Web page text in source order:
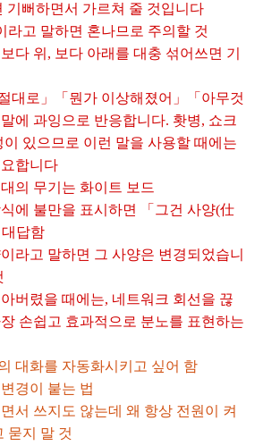
기뻐하면서 가르쳐 줄 것입니다
라고 말하면 혼나므로 주의할 것
다 위, 보다 아래를 대충 섞어쓰면 기
대로」「뭔가 이상해졌어」「아무것
에 과잉으로 반응합니다. 홧병, 쇼크
있으므로 이런 말을 사용할 때에는
합니다
의 무기는 화이트 보드
에 불만을 표시하면 「그건 사양(仕
답함
라고 말하면 그 사양은 변경되었습니
버렸을 때에는, 네트워크 회선을 끊
손쉽고 효과적으로 분노를 표현하는
대화를 자동화시키고 싶어 함
경이 붙는 법
서 쓰지도 않는데 왜 항상 전원이 켜
묻지 말 것